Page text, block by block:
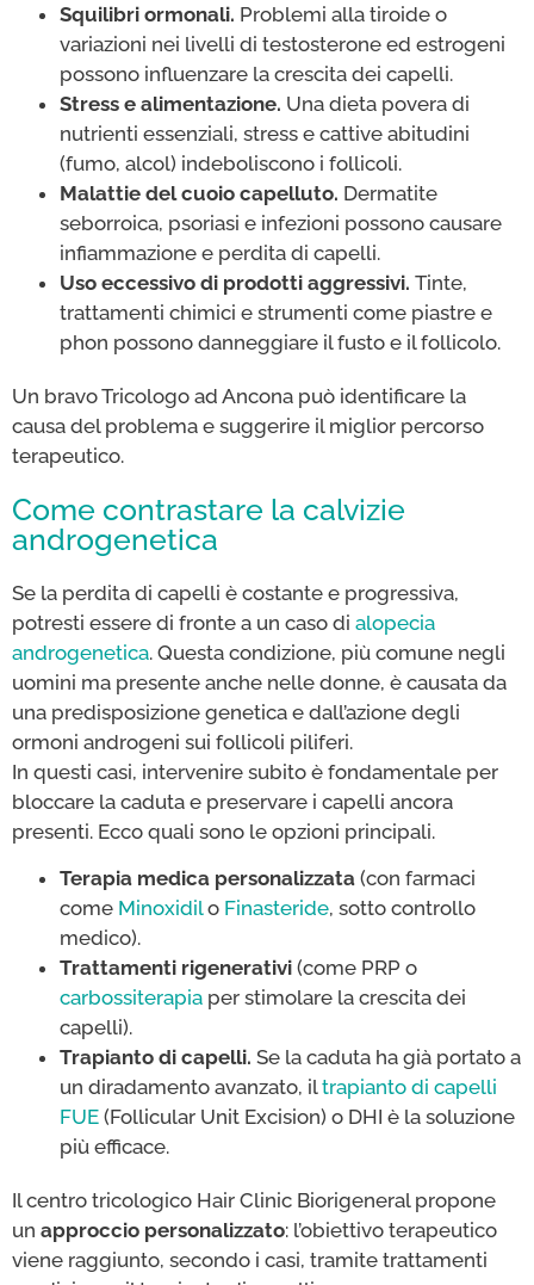
Squilibri ormonali. Problemi alla tiroide o
variazioni nei livelli di testosterone ed estrogeni
possono influenzare la crescita dei capelli.
Stress e alimentazione. Una dieta povera di
nutrienti essenziali, stress e cattive abitudini
(fumo, alcol) indeboliscono i follicoli.
Malattie del cuoio capelluto. Dermatite
seborroica, psoriasi e infezioni possono causare
infiammazione e perdita di capelli.
Uso eccessivo di prodotti aggressivi. Tinte,
trattamenti chimici e strumenti come piastre e
phon possono danneggiare il fusto e il follicolo.
Un bravo Tricologo ad Ancona può identificare la
causa del problema e suggerire il miglior percorso
terapeutico.
Come contrastare la calvizie
androgenetica
Se la perdita di capelli è costante e progressiva,
potresti essere di fronte a un caso di alopecia
androgenetica. Questa condizione, più comune negli
uomini ma presente anche nelle donne, è causata da
una predisposizione genetica e dall’azione degli
ormoni androgeni sui follicoli piliferi.
In questi casi, intervenire subito è fondamentale per
bloccare la caduta e preservare i capelli ancora
presenti. Ecco quali sono le opzioni principali.
Terapia medica personalizzata (con farmaci
come Minoxidilo Finasteride, sotto controllo
medico).
Trattamenti rigenerativi (come PRP o
carbossiterapia per stimolare la crescita dei
capelli).
Trapianto di capelli. Se la caduta ha già portato a
un diradamento avanzato, iltrapianto di capelli
FUE (Follicular Unit Excision) o DHI è la soluzione
più efficace.
Il centro tricologico Hair Clinic Biorigeneral propone
un approccio personalizzato: l’obiettivo terapeutico
viene raggiunto, secondo i casi, tramite trattamenti